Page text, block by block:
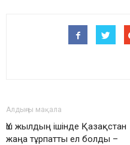
Алдыңғы мақала
Үш жылдың ішінде Қазақстан
жаңа тұрпатты ел болды –